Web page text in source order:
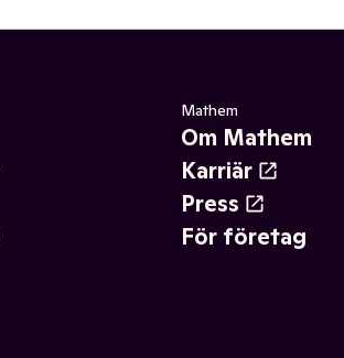
Mathem
Om Mathem
Karriär
Press
För företag